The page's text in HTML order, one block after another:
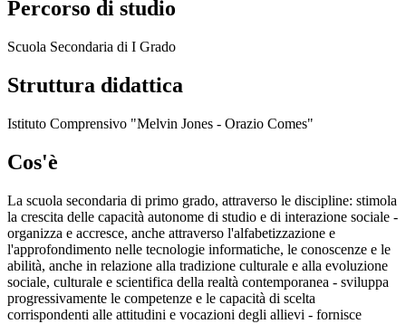
Percorso di studio
Scuola Secondaria di I Grado
Struttura didattica
Istituto Comprensivo "Melvin Jones - Orazio Comes"
Cos'è
La scuola secondaria di primo grado, attraverso le discipline: stimola
la crescita delle capacità autonome di studio e di interazione sociale -
organizza e accresce, anche attraverso l'alfabetizzazione e
l'approfondimento nelle tecnologie informatiche, le conoscenze e le
abilità, anche in relazione alla tradizione culturale e alla evoluzione
sociale, culturale e scientifica della realtà contemporanea - sviluppa
progressivamente le competenze e le capacità di scelta
corrispondenti alle attitudini e vocazioni degli allievi - fornisce